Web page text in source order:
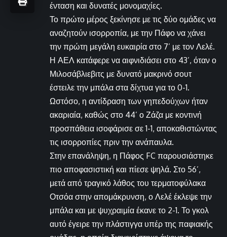
ένταση και δυνατές μονομαχίες.
Το πρώτο μέρος ξεκίνησε με τις δύο ομάδες να
αναζητούν ισορροπία, με την Πάφο να χάνει
την πρώτη μεγάλη ευκαιρία στο 7’ με τον Λελέ.
Η ΑΕΛ κατάφερε να αιφνιδιάσει στο 43’, όταν ο
Μιλοσάβλιεβιτς με δυνατό μακρινό σουτ
έστειλε την μπάλα στα δίχτυα για το 0-1.
Ωστόσο, η αντίδραση των γηπεδούχων ήταν
ακαριαία, καθώς στο 44’ ο Ζάζα με κοντινή
προσπάθεια ισοφάρισε σε 1-1, αποκαθιστώντας
τις ισορροπίες πριν την ανάπαυλα.
Στην επανάληψη, η Πάφος FC παρουσιάστηκε
πιο αποφασιστική και πίεσε ψηλά. Στο 56’,
μετά από τραγικό λάθος του τερματοφύλακα
Οτσόα στην απομάκρυνση, ο Λελέ έκλεψε την
μπάλα και με ψυχραιμία έκανε το 2-1. Το γκολ
αυτό έγειρε την πλάστιγγα υπέρ της παφιακής